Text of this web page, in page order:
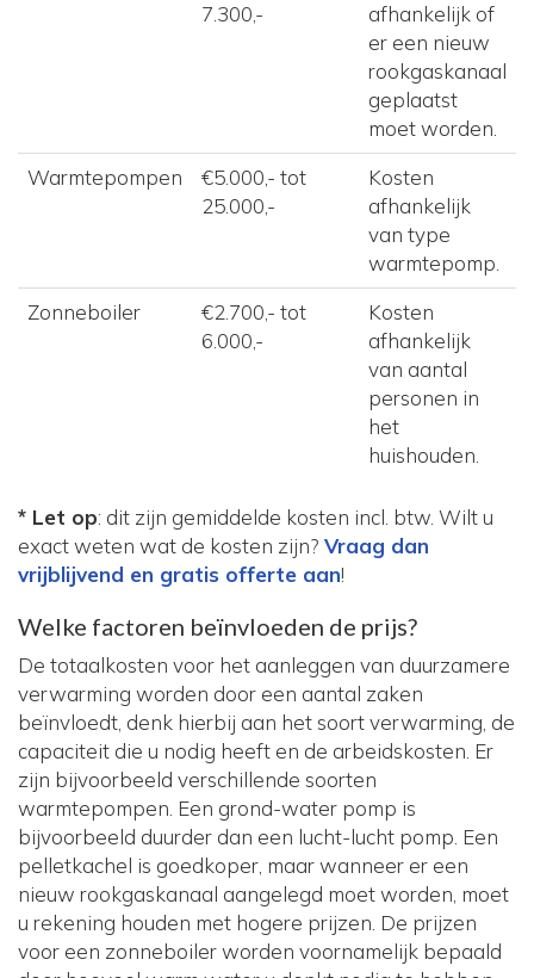
7.300,-
afhankelijk of
er een nieuw
rookgaskanaal
geplaatst
moet worden.
Warmtepompen
€5.000,- tot
25.000,-
Kosten
afhankelijk
van type
warmtepomp.
Zonneboiler
€2.700,- tot
6.000,-
Kosten
afhankelijk
van aantal
personen in
het
huishouden.
* Let op: dit zijn gemiddelde kosten incl. btw. Wilt u
exact weten wat de kosten zijn? Vraag dan
vrijblijvend en gratis offerte aan!
Welke factoren beïnvloeden de prijs?
De totaalkosten voor het aanleggen van duurzamere
verwarming worden door een aantal zaken
beïnvloedt, denk hierbij aan het soort verwarming, de
capaciteit die u nodig heeft en de arbeidskosten. Er
zijn bijvoorbeeld verschillende soorten
warmtepompen. Een grond-water pomp is
bijvoorbeeld duurder dan een lucht-lucht pomp. Een
pelletkachel is goedkoper, maar wanneer er een
nieuw rookgaskanaal aangelegd moet worden, moet
u rekening houden met hogere prijzen. De prijzen
voor een zonneboiler worden voornamelijk bepaald